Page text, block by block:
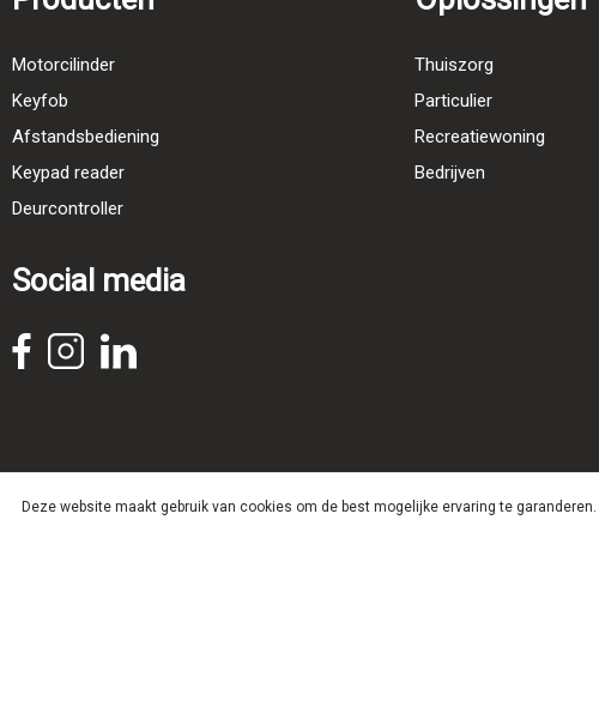
Motorcilinder
Keyfob
Afstandsbediening
Keypad reader
Deurcontroller
Thuiszorg
Particulier
Recreatiewoning
Bedrijven
Social media
Deze website maakt gebruik van cookies om de best mogelijke ervaring te garanderen.